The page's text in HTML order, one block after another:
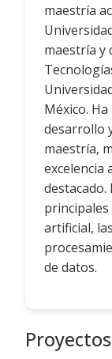
maestría
maestría y
México.
desarrollo
maestría,
excelencia
destacado.
artificial,
de datos.
Proyectos